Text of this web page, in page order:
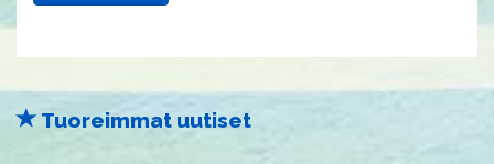
Tuoreimmat uutiset